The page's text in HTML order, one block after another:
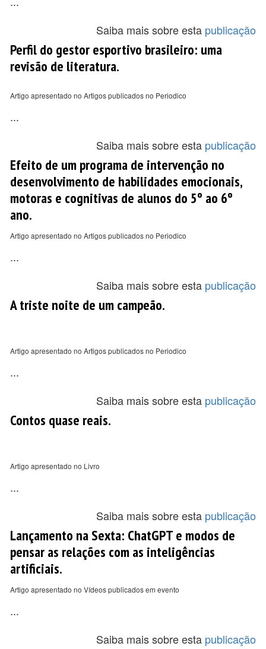
Saiba mais sobre esta publicação
Perfil do gestor esportivo brasileiro: uma
revisão de literatura.
Artigo apresentado no Artigos publicados no Periodico
...
Saiba mais sobre esta publicação
Efeito de um programa de intervenção no
desenvolvimento de habilidades emocionais,
motoras e cognitivas de alunos do 5º ao 6º
ano.
Artigo apresentado no Artigos publicados no Periodico
...
Saiba mais sobre esta publicação
A triste noite de um campeão.
Artigo apresentado no Artigos publicados no Periodico
...
Saiba mais sobre esta publicação
Contos quase reais.
Artigo apresentado no Livro
...
Saiba mais sobre esta publicação
Lançamento na Sexta: ChatGPT e modos de
pensar as relações com as inteligências
artificiais.
Artigo apresentado no Vídeos publicados em evento
...
Saiba mais sobre esta publicação